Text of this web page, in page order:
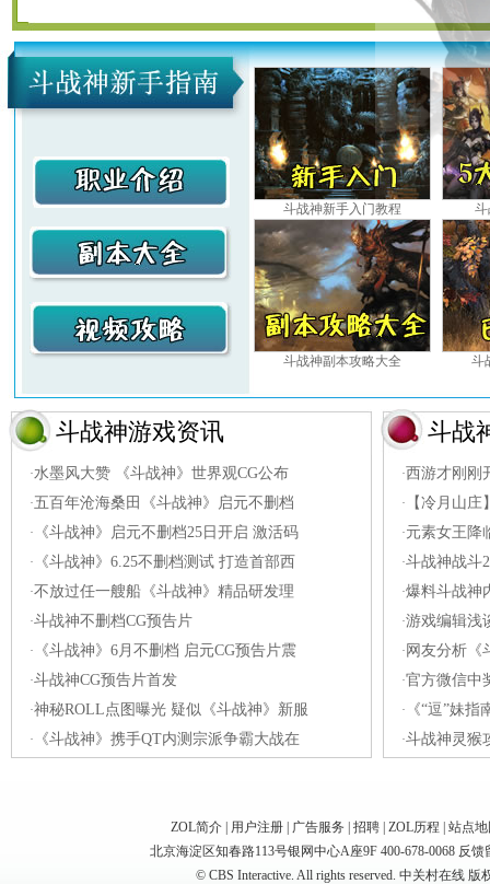
斗战神新手入门教程
斗战神副本攻略大全 斗
斗战神游戏资讯 斗战
·水墨风大赞 《斗战神》世界观CG公布
·五百年沧海桑田《斗战神》启元不删档
· 《斗战神》启元不删档25日开启 激活码
· 《斗战神》6.25不删档测试 打造首部西
·不放过任一艘船《斗战神》精品研发理
·斗战神不删档CG预告片
· 《斗战神》6月不删档 启元CG预告片震
·斗战神CG预告片首发
·神秘ROLL点图曝光 疑似《斗战神》新服
· 《斗战神》携手QT内测宗派争霸大战在
·西游才刚刚
· 【冷月山
·元素女王降
·斗战神战斗
·爆料斗战神
·游戏编辑浅
· 网友分析《
·官方微信中
· 《“逗”妹
·斗战神灵猴
ZOL简介 用户注册 广告服务 |招聘 |ZOL历程 |站点
北京海淀区知春路113号银网中心A座9F 400-678-0068 反馈
© CBS Interactive. All rights reserved. 中关村在线 版